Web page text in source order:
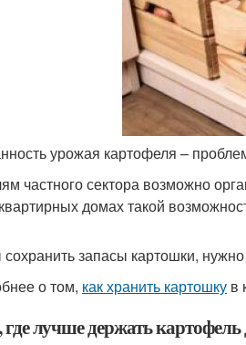
урожая картофеля –
частного сектора возможно
домах такой
запасы картошки,
о том, как хранить картошку в
лучше держать